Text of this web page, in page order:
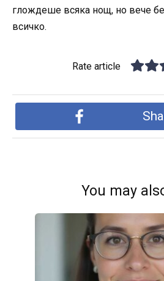
глождеше всяка нощ, но вече
всичко.
Rate article
You may